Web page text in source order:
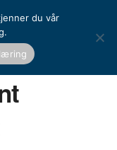
du vår